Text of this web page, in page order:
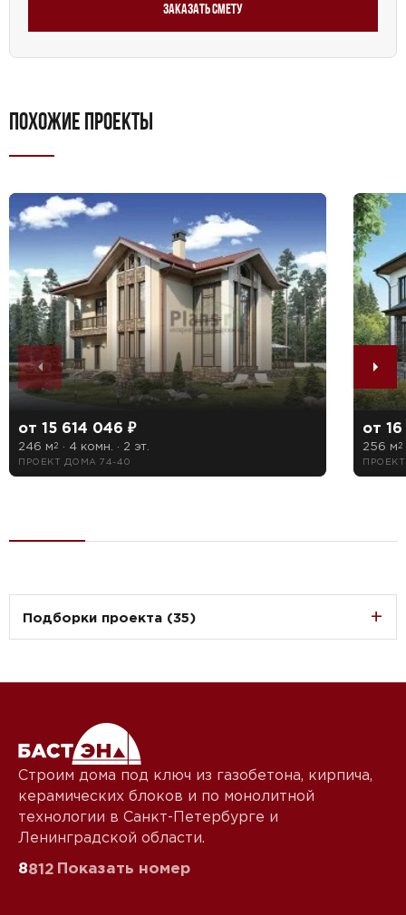
Заказать смету
ПОХОЖИЕ ПРОЕКТЫ
от 15 614 046 ₽
246 м2 · 4 комн. · 2 эт.
ПРОЕКТ ДОМА 74-40
от
256 м2
Подборки проекта (35)
Строим дома под ключ из газобетона, кирпича,
керамических блоков и по монолитной
технологии в Санкт-Петербурге и
Ленинградской области.
8812 Показать номер